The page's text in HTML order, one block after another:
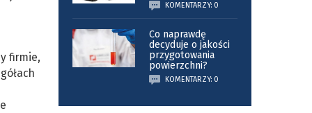
firmie,
KOMENTARZY: 0
Co naprawdę
decyduje o jakości
przygotowania
powierzchni?
KOMENTARZY: 0